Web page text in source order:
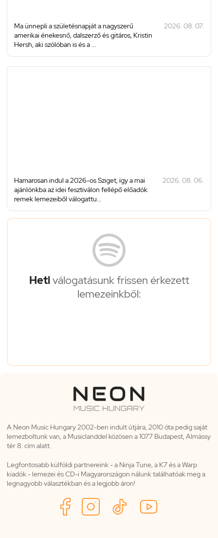
Ma ünnepli a születésnapját a nagyszerű
amerikai énekesnő, dalszerző és gitáros, Kristin
Hersh, aki szólóban is és a ...
2026. 08. 07.
Hamarosan indul a 2026-os Sziget, így a mai
ajánlónkba az idei fesztiválon fellépő előadók
remek lemezeiből válogattu...
2026. 08. 06.
Hetiválogatásunk frissen érkezett
lemezeinkből:
A Neon Music Hungary 2002-ben indult útjára, 2010 óta pedig saját
lemezboltunk van, a Musiclanddel közösen a 1077 Budapest, Almássy
tér 8. cím alatt.
Legfontosabb külföldi partnereink - a Ninja Tune, a K7 és a Warp
kiadók - lemezei és CD-i Magyarországon nálunk találhatóak meg a
legnagyobb választékban és a legjobb áron!